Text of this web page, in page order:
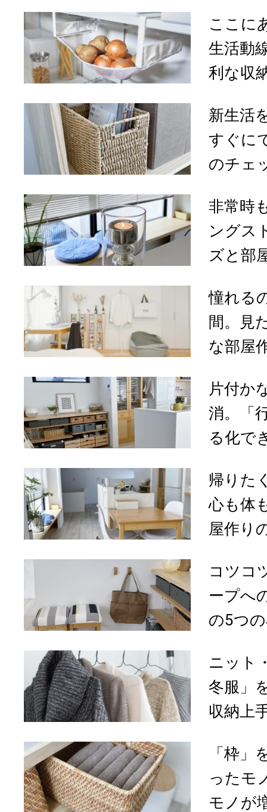
ここに
生活動
利な収
新生活
すぐに
のチェ
非常時
ングス
ズと部
憧れる
間。見
な部屋
片付か
消。「
る化で
帰りた
心も体
屋作り
コツコ
ープへ
の5つ
ニット
冬服」
収納上
「枠」
ったモ
モノが